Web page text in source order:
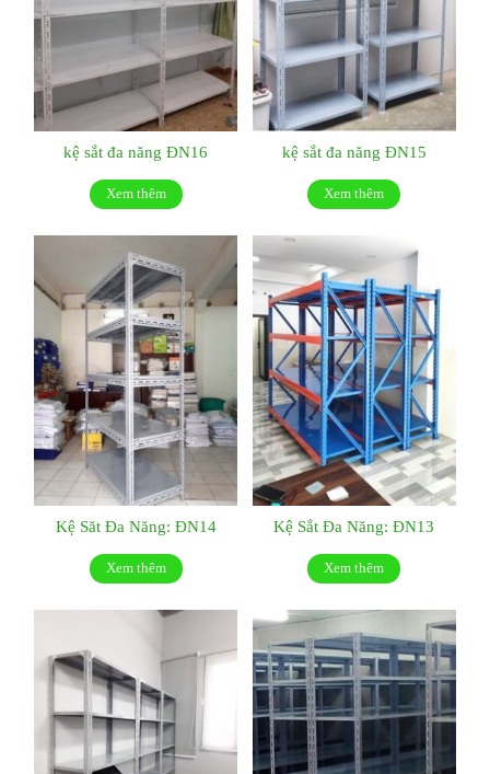
kệ sắt đa năng ĐN16
Xem thêm
kệ sắt đa năng ĐN15
Xem thêm
Kệ Săt Đa Năng: ĐN14
Xem thêm
Kệ Sắt Đa Năng: ĐN13
Xem thêm